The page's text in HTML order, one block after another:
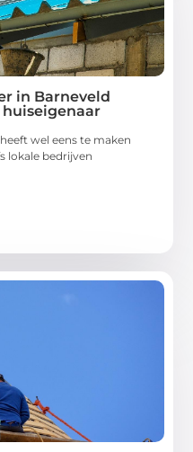
in Barneveld
huiseigenaar
wel eens te maken
lokale bedrijven